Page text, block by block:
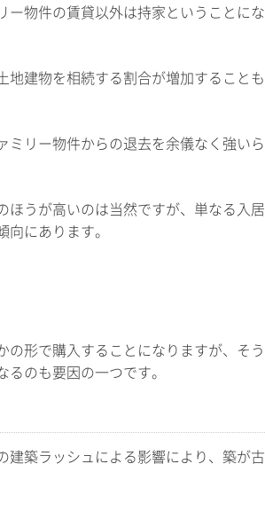
ー物件の賃貸以外は持家ということにな
地建物を相続する割合が増加することも
ミリー物件からの退去を余儀なく強いら
ほうが高いのは当然ですが、単なる入居
にあります。
形で購入することになりますが、そう
のも要因の一つです。
建築ラッシュによる影響により、築が古